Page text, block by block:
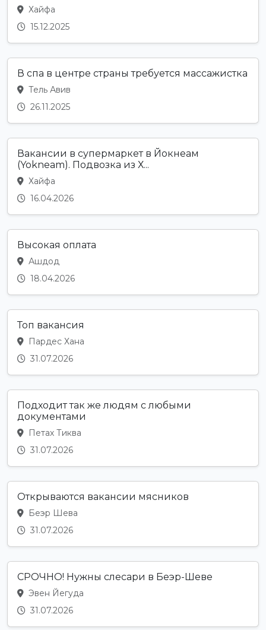
Хайфа
15.12.2025
В спа в центре страны требуется массажистка
Тель Авив
26.11.2025
Вакансии в супермаркет в Йокнеам
(Yokneam). Подвозка из Х...
Хайфа
16.04.2026
Высокая оплата
Ашдод
18.04.2026
Топ вакансия
Пардес Хана
31.07.2026
Подходит так же людям с любыми
документами
Петах Тиква
31.07.2026
Открываются вакансии мясников
Беэр Шева
31.07.2026
СРОЧНО! Нужны слесари в Беэр-Шеве
Эвен Йегуда
31.07.2026